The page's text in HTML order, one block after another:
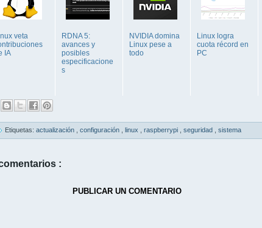
veta
IA
RDNA 5:
avances y
posibles
especificacione
s
NVIDIA domina
Linux pese a
todo
Linux logra
cuota récord en
PC
Etiquetas: actualización configuración linux raspberrypi seguridad sistema
:
PUBLICAR UN COMENTARIO